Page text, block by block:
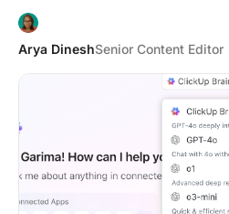
Arya DineshSenior Content Editor